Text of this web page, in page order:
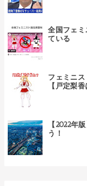
全国フェ
ている
フェミニ
【戸定梨
【2022年
う！